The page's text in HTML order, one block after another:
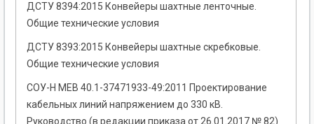
ДСТУ 8394:2015 Конвейеры шахтные ленточные.
Общие технические условия
ДСТУ 8393:2015 Конвейеры шахтные скребковые.
Общие технические условия
СОУ-Н МЕВ 40.1-37471933-49:2011 Проектирование
кабельных линий напряжением до 330 кВ.
Руководство (в редакции приказа от 26.01.2017 № 82)